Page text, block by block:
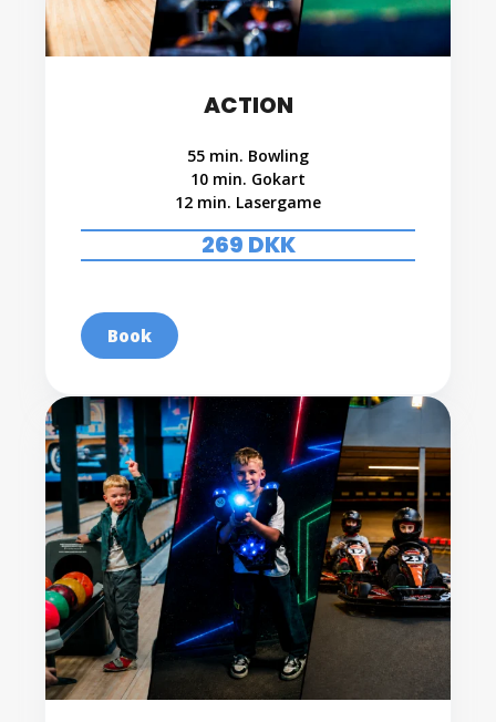
ACTION
55 min. Bowling
10 min. Gokart
12 min. Lasergame
269 DKK
Book